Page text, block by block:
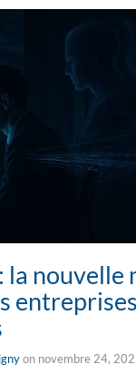
la nouvelle
entreprises
on novembre 24,